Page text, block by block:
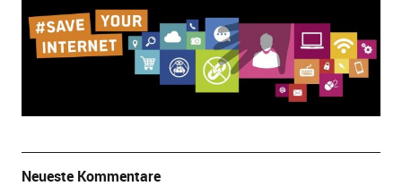
Neueste Kommentare